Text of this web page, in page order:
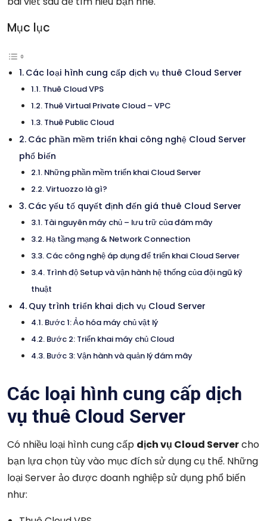
Mục lục
Các loại hình cung cấp dịch vụ thuê Cloud Server
Thuê Cloud VPS
Thuê Virtual Private Cloud – VPC
Thuê Public Cloud
Các phần mềm triển khai công nghệ Cloud Server
phổ biến
Những phần mềm triển khai Cloud Server
Virtuozzo là gì?
Các yếu tố quyết định đến giá thuê Cloud Server
Tài nguyên máy chủ – lưu trữ của đám mây
Hạ tầng mạng & Network Connection
Các công nghệ áp dụng để triển khai Cloud Server
Trình độ Setup và vận hành hệ thống của đội ngũ kỹ
thuật
Quy trình triển khai dịch vụ Cloud Server
Bước 1: Ảo hóa máy chủ vật lý
Bước 2: Triển khai máy chủ Cloud
Bước 3: Vận hành và quản lý đám mây
Các loại hình cung cấp dịch
vụ thuê Cloud Server
Có nhiều loại hình cung cấp dịch vụ Cloud Servercho
bạn lựa chọn tùy vào mục đích sử dụng cụ thể. Những
loại Server ảo được doanh nghiệp sử dụng phổ biến
như: